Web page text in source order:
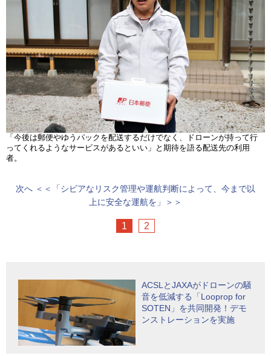
「今後は郵便やゆうパックを配送するだけでなく、ドローンが持って行
ってくれるようなサービスがあるといい」と期待を語る配送先の利用
者。
次へ ＜＜「シビアなリスク管理や運航判断によって、今まで以
上に安全な運航を」＞＞
1 2
ACSLとJAXAがドローンの騒
音を低減する「Looprop for
SOTEN」を共同開発！デモ
ンストレーションを実施